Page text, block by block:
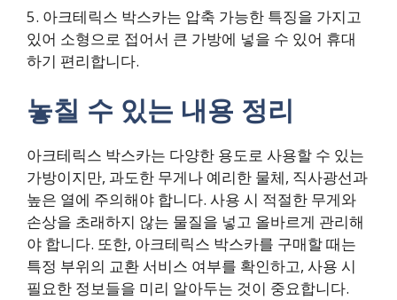
5. 아크테릭스 박스카는 압축 가능한 특징을 가지고
있어 소형으로 접어서 큰 가방에 넣을 수 있어 휴대
하기 편리합니다.
놓칠 수 있는 내용 정리
아크테릭스 박스카는 다양한 용도로 사용할 수 있는
가방이지만, 과도한 무게나 예리한 물체, 직사광선과
높은 열에 주의해야 합니다. 사용 시 적절한 무게와
손상을 초래하지 않는 물질을 넣고 올바르게 관리해
야 합니다. 또한, 아크테릭스 박스카를 구매할 때는
특정 부위의 교환 서비스 여부를 확인하고, 사용 시
필요한 정보들을 미리 알아두는 것이 중요합니다.